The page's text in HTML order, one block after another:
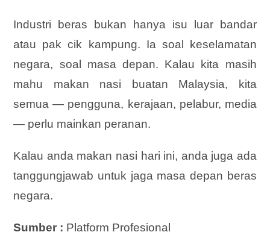
Industri beras bukan hanya isu luar bandar
atau pak cik kampung. Ia soal keselamatan
negara, soal masa depan. Kalau kita masih
mahu makan nasi buatan Malaysia, kita
semua — pengguna, kerajaan, pelabur, media
— perlu mainkan peranan.
Kalau anda makan nasi hari ini, anda juga ada
tanggungjawab untuk jaga masa depan beras
negara.
Sumber : Platform Profesional